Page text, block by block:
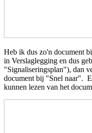
Heb ik dus zo'n document
in Verslaglegging en dus
"Signaliseringsplan"), dan
document bij "Snel naar".
kunnen lezen van het